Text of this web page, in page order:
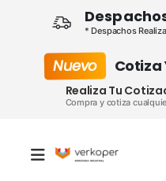
* Despachos
Nuevo Cotiza
Realiza Tu
Compra y cotiza